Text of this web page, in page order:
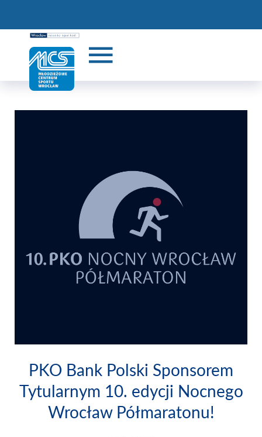
PKO Bank Polski Sponsorem
Tytularnym 10. edycji Nocnego
Wrocław Półmaratonu!